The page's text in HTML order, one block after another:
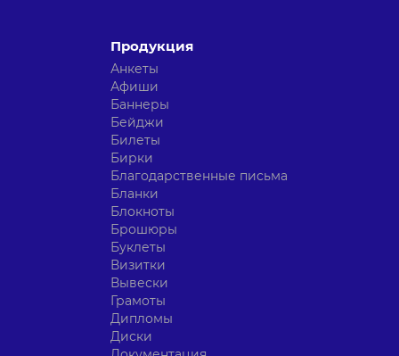
Продукция
Анкеты
Афиши
Баннеры
Бейджи
Билеты
Бирки
Благодарственные письма
Бланки
Блокноты
Брошюры
Буклеты
Визитки
Вывески
Грамоты
Дипломы
Диски